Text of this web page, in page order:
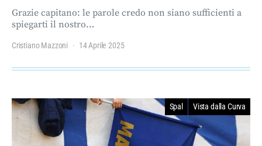
Grazie capitano: le parole credo non siano sufficienti a
spiegarti il nostro…
Cristiano Mazzoni 14 Aprile 2025
Spal Vista dalla Curva